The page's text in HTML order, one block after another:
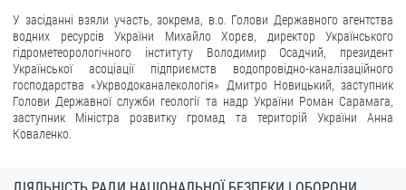
У засіданні взяли участь, зокрема, в.о. Голови Державного агентства
водних ресурсів України Михайло Хорєв, директор Українського
гідрометеорологічного інституту Володимир Осадчий, президент
Української асоціації підприємств водопровідно-каналізаційного
господарства «Укрводоканалекологія» Дмитро Новицький, заступник
Голови Державної служби геології та надр України Роман Сарамага,
заступник Міністра розвитку громад та територій України Анна
Коваленко.